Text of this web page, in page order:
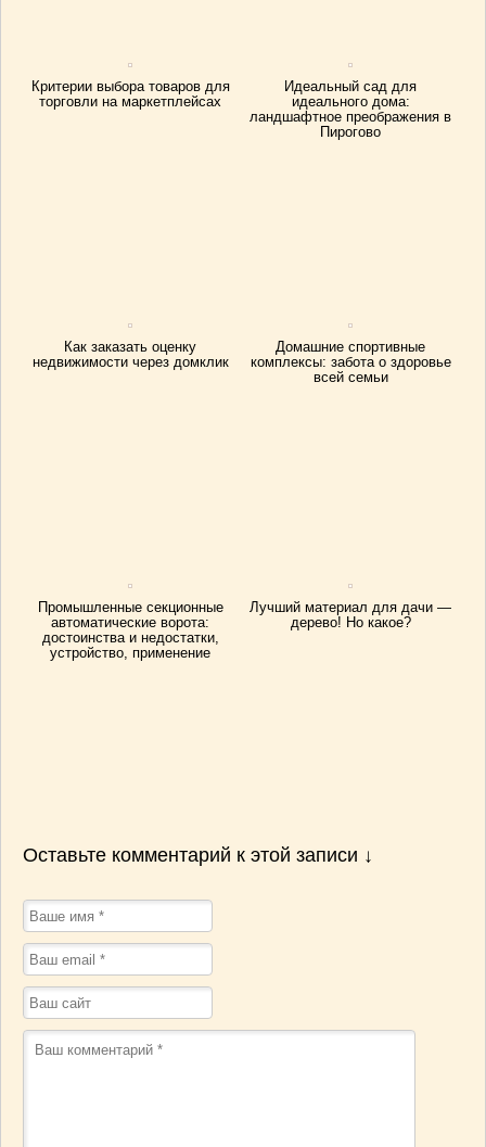
Критерии выбора товаров для
торговли на маркетплейсах
Идеальный сад для
идеального дома:
ландшафтное преображения в
Пирогово
Как заказать оценку
недвижимости через домклик
Домашние спортивные
комплексы: забота о здоровье
всей семьи
Промышленные секционные
автоматические ворота:
достоинства и недостатки,
устройство, применение
Лучший материал для дачи —
дерево! Но какое?
Оставьте комментарий к этой записи ↓